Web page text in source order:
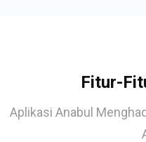
Fitur-
Aplikasi Anabul